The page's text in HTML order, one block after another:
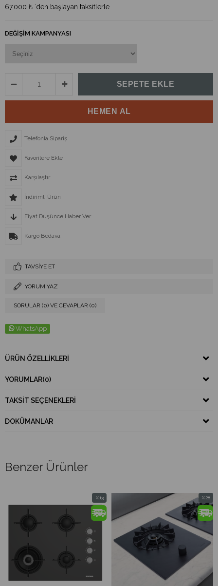
67.000 ₺ `den başlayan taksitlerle
DEĞIŞIM KAMPANYASI
Telefonla Sipariş
Favorilere Ekle
Karşılaştır
İndirimli Ürün
Fiyat Düşünce Haber Ver
Kargo Bedava
TAVSIYE ET
YORUM YAZ
SORULAR (0) VE CEVAPLAR (0)
WhatsApp
ÜRÜN ÖZELLIKLERI
YORUMLAR(0)
TAKSIT SEÇENEKLERI
DOKÜMANLAR
Benzer Ürünler
%13İndirim
%28
%28İndirim